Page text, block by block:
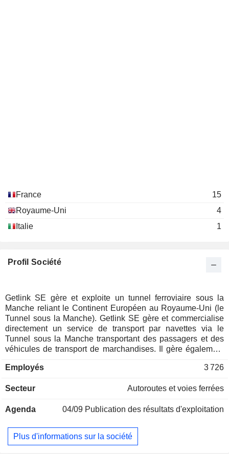
France
15
Royaume-Uni
4
Italie
1
Profil Société
Getlink SE gère et exploite un tunnel ferroviaire sous la
Manche reliant le Continent Européen au Royaume-Uni (le
Tunnel sous la Manche). Getlink SE gère et commercialise
directement un service de transport par navettes via le
Tunnel sous la Manche transportant des passagers et des
véhicules de transport de marchandises. Il gère également
services de fret ferroviaire d'autres compagnies ferroviaires
Europorte (qui comprend la société anglaise GB Railfreight)
intégrés à la fois en France et au Royaume-Uni. Le CA par
(46,3%) : 24 navettes exploitées entre Calais (France) et
Folkestone (Royaume-Uni), réparties entre 15 navettes de
Employés 3 726
Secteur Autoroutes et voies ferrées
Agenda 04/09 Publication des résultats d'exploitation
Plus d'informations sur la société